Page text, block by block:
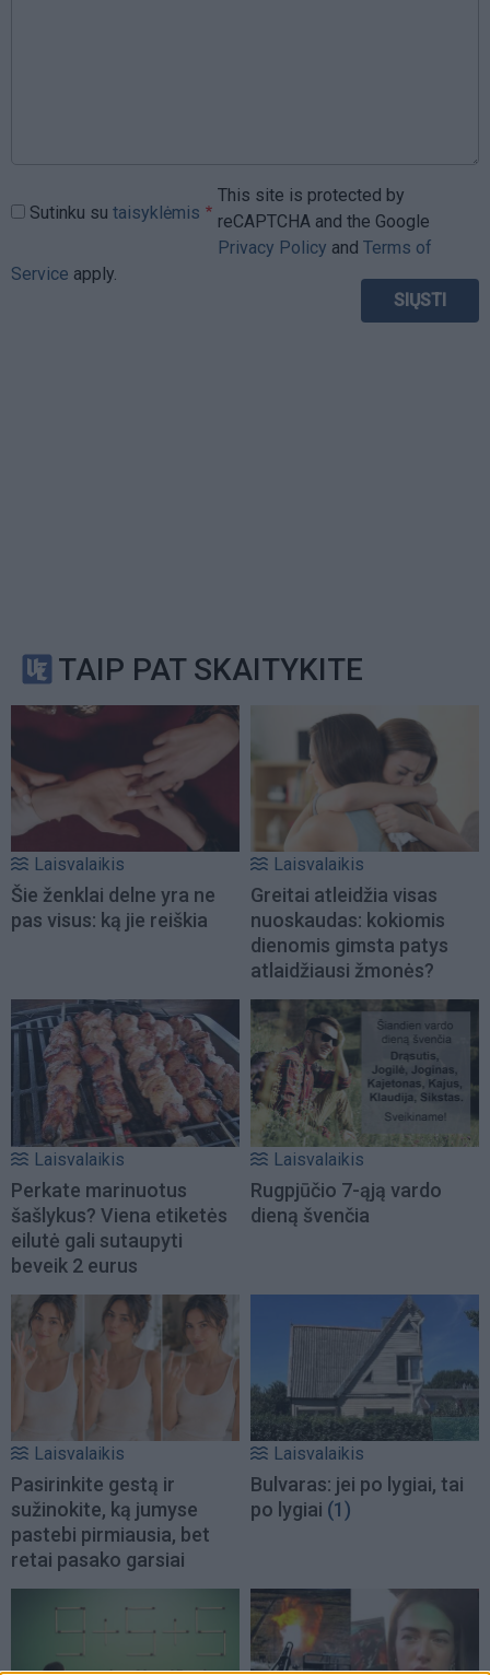
Sutinku su taisyklėmis
This site is protected by
reCAPTCHA and the Google
Privacy Policy and Terms of
Service apply.
TAIP PAT SKAITYKITE
Laisvalaikis
Šie ženklai delne yra ne
pas visus: ką jie reiškia
Laisvalaikis
Greitai atleidžia visas
nuoskaudas: kokiomis
dienomis gimsta patys
atlaidžiausi žmonės?
Laisvalaikis
Perkate marinuotus
šašlykus? Viena etiketės
eilutė gali sutaupyti
beveik 2 eurus
Laisvalaikis
Rugpjūčio 7-ąją vardo
dieną švenčia
Laisvalaikis
Pasirinkite gestą ir
sužinokite, ką jumyse
pastebi pirmiausia, bet
retai pasako garsiai
Laisvalaikis
Bulvaras: jei po lygiai, tai
po lygiai (1)